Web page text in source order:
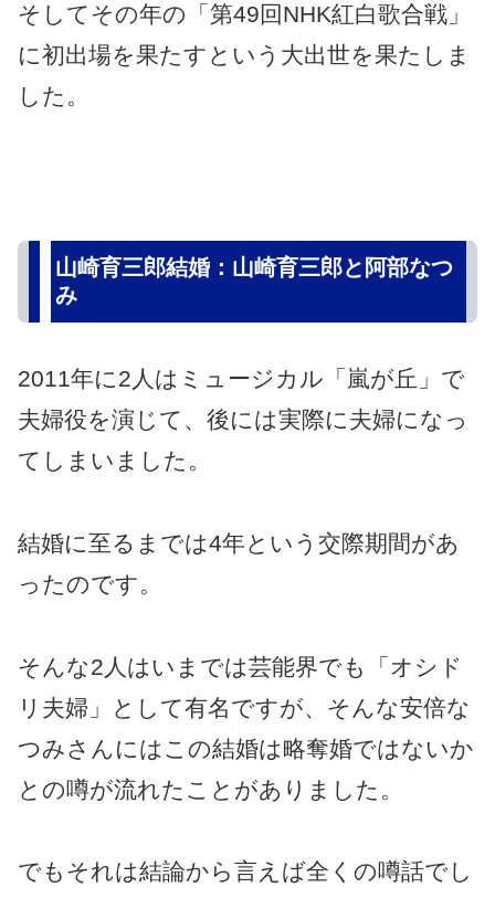
そしてその年の「第49回NHK紅白歌合戦」
に初出場を果たすという大出世を果たしま
した。
山崎育三郎結婚：山崎育三郎と阿部なつ
み
2011年に2人はミュージカル「嵐が丘」で
夫婦役を演じて、後には実際に夫婦になっ
てしまいました。
結婚に至るまでは4年という交際期間があ
ったのです。
そんな2人はいまでは芸能界でも「オシド
リ夫婦」として有名ですが、そんな安倍な
つみさんにはこの結婚は略奪婚ではないか
との噂が流れたことがありました。
でもそれは結論から言えば全くの噂話でし